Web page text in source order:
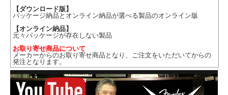
【ダウンロード版】
パッケージ納品とオンライン納品が選べる製品のオンライン版
【オンライン納品】
元々パッケージが存在しない製品
お取り寄せ商品について
メーカーからのお取り寄せ商品となり、ご注文をいただいてからの
発注となります。